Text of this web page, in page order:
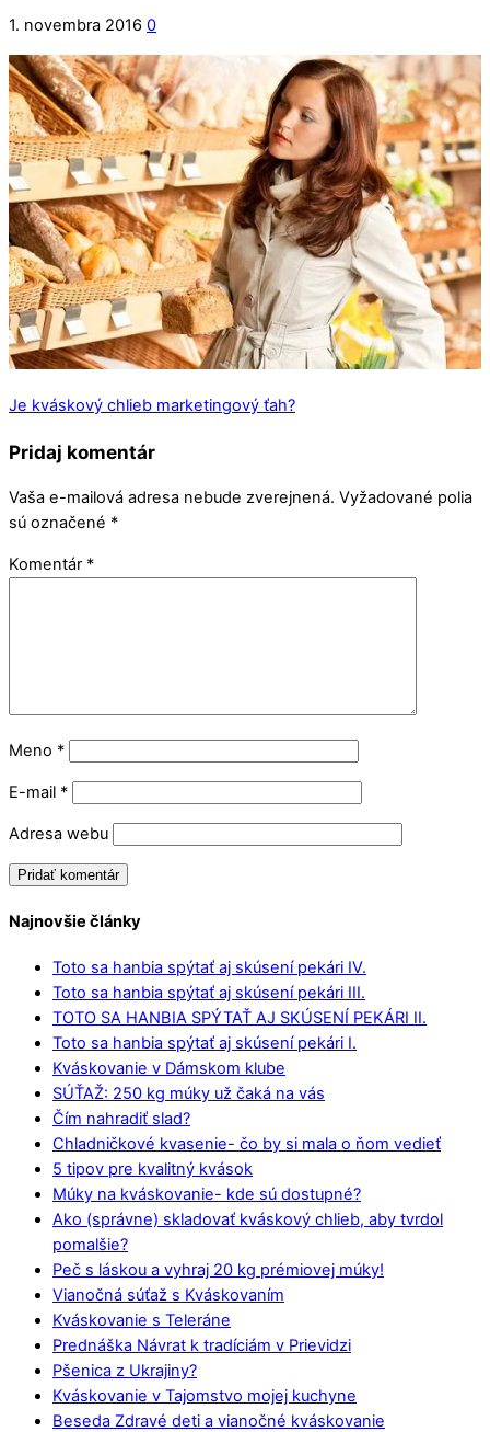
1. novembra 2016 0
Je kváskový chlieb marketingový ťah?
Pridaj komentár
Vaša e-mailová adresa nebude zverejnená. Vyžadované polia
sú označené *
Komentár *
Meno *
E-mail *
Adresa webu
Najnovšie články
Toto sa hanbia spýtať aj skúsení pekári IV.
Toto sa hanbia spýtať aj skúsení pekári III.
TOTO SA HANBIA SPÝTAŤ AJ SKÚSENÍ PEKÁRI II.
Toto sa hanbia spýtať aj skúsení pekári I.
Kváskovanie v Dámskom klube
SÚŤAŽ: 250 kg múky už čaká na vás
Čím nahradiť slad?
Chladničkové kvasenie- čo by si mala o ňom vedieť
5 tipov pre kvalitný kvások
Múky na kváskovanie- kde sú dostupné?
Ako (správne) skladovať kváskový chlieb, aby tvrdol
pomalšie?
Peč s láskou a vyhraj 20 kg prémiovej múky!
Vianočná súťaž s Kváskovaním
Kváskovanie s Teleráne
Prednáška Návrat k tradíciám v Prievidzi
Pšenica z Ukrajiny?
Kváskovanie v Tajomstvo mojej kuchyne
Beseda Zdravé deti a vianočné kváskovanie